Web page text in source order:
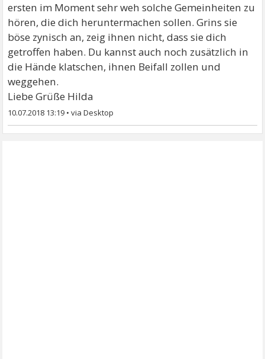
ersten im Moment sehr weh solche Gemeinheiten zu
hören, die dich heruntermachen sollen. Grins sie
böse zynisch an, zeig ihnen nicht, dass sie dich
getroffen haben. Du kannst auch noch zusätzlich in
die Hände klatschen, ihnen Beifall zollen und
weggehen.
Liebe Grüße Hilda
10.07.2018 13:19 •